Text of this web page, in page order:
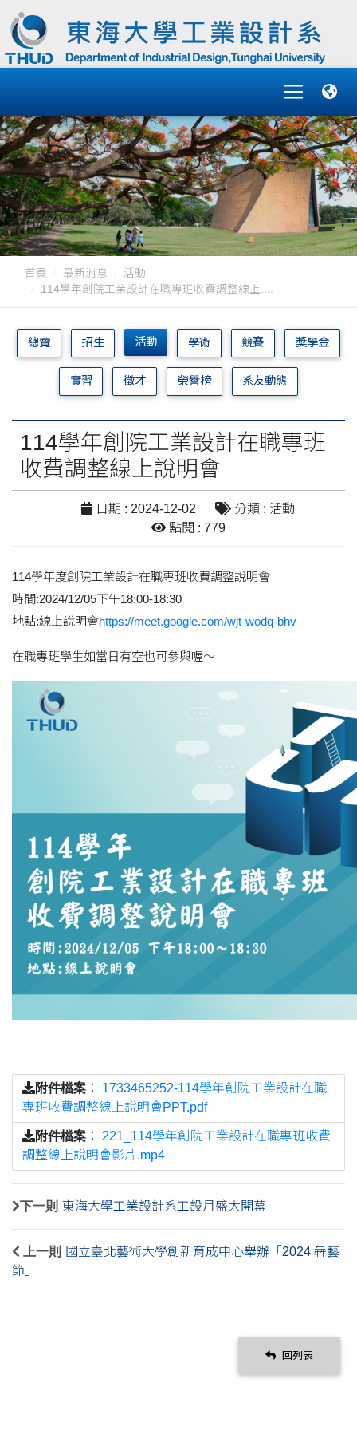
首頁 最新消息
活動
114學年創院工業設計在職專班收費調整線上....
總覽 招生 活動 學術 競賽 獎學金
實習 徵才 榮譽榜 系友動態
114學年創院工業設計在職專班
收費調整線上說明會
日期 : 2024-12-02
分類 : 活動
點閱 : 779
114學年度創院工業設計在職專班收費調整說明會
時間:2024/12/05下午18:00-18:30
地點:線上說明會https://meet.google.com/wjt-wodq-bhv
在職專班學生如當日有空也可參與喔～
附件檔案 ： 1733465252-114學年創院工業設計在職
專班收費調整線上說明會PPT.pdf
附件檔案 ： 221_114學年創院工業設計在職專班收費
調整線上說明會影片.mp4
下一則 東海大學工業設計系工設月盛大開幕
上一則
國立臺北藝術大學創新育成中心舉辦「2024 犇藝
節」
回列表